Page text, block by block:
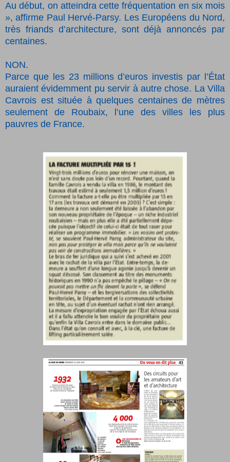
Au début, on atteindra cette fréquentation en six mois
», affirme Paul Hervé-Parsy. Les Européens du Nord,
très friands d’architecture, sont déjà annoncés par
centaines.
NON.
Parce que les 23 millions d’euros investis par l’État
auraient évidemment pu servir à autre chose. La Villa
Cavrois est située à quelques centaines de mètres
seulement de Roubaix, l’une des villes les plus
pauvres de France.